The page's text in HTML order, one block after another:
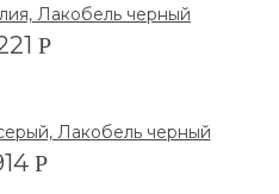
Лакобель черный
Р
Лакобель черный
Р